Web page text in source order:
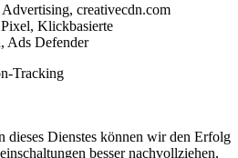
creativecdn.com
Klickbasierte
Ads Defender
Tracking
dieses Dienstes können wir den Erfolg
besser nachvollziehen,